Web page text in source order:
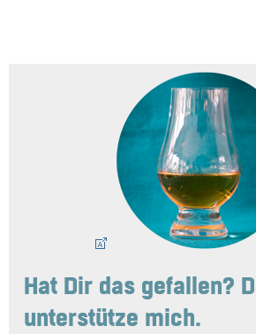
Hat Dir das gefallen?
unterstütze mich.